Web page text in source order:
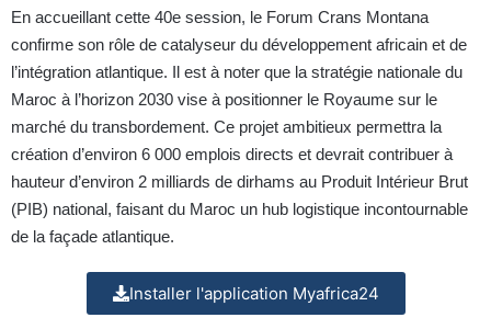
En accueillant cette 40e session, le Forum Crans Montana
confirme son rôle de catalyseur du développement africain et de
l’intégration atlantique. Il est à noter que la stratégie nationale du
Maroc à l’horizon 2030 vise à positionner le Royaume sur le
marché du transbordement. Ce projet ambitieux permettra la
création d’environ 6 000 emplois directs et devrait contribuer à
hauteur d’environ 2 milliards de dirhams au Produit Intérieur Brut
(PIB) national, faisant du Maroc un hub logistique incontournable
de la façade atlantique.
Installer l'application Myafrica24